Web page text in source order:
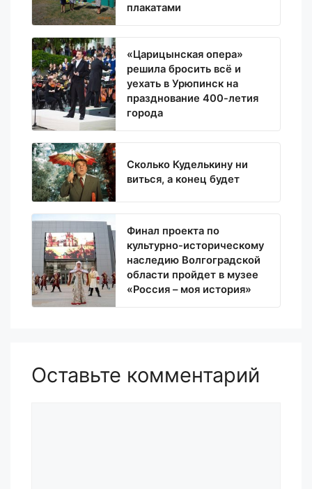
плакатами
«Царицынская опера»
решила бросить всё и
уехать в Урюпинск на
празднование 400-летия
города
Сколько Куделькину ни
виться, а конец будет
Финал проекта по
культурно-историческому
наследию Волгоградской
области пройдет в музее
«Россия – моя история»
Оставьте комментарий